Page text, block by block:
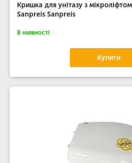
Кришка для унітазу з
Sanpreis Sanpreis
В наявності
Купити